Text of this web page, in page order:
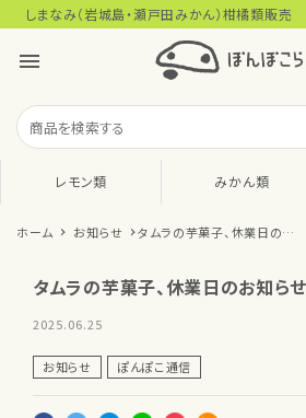
しまなみ（岩城島・瀬戸田みかん）柑橘類販
menu
レモン類 みかん類
ホーム お知らせ
タムラの芋菓子、休業日のお
タムラの芋菓子、休業日のお知らせ
2025.06.25
お知らせ ぽんぽこ通信